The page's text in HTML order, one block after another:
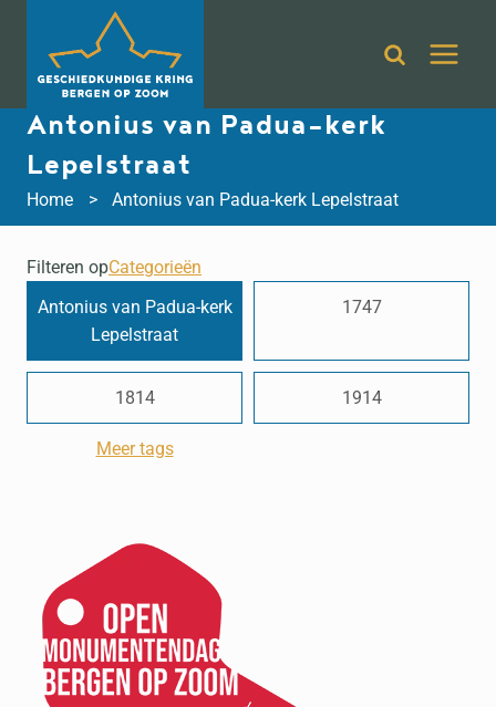
inhoud
Antonius van Padua-kerk
Lepelstraat
Home Antonius van Padua-kerk Lepelstraat
Filteren opCategorieën
Antonius van Padua-kerk
Lepelstraat
1747
1814 1914
Meer tags